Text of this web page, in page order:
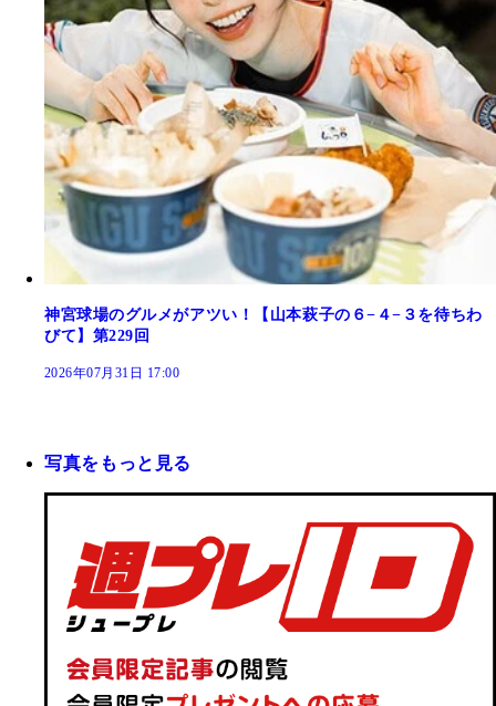
神宮球場のグルメがアツい！【山本萩子の６−４−３を待ちわ
びて】第229回
2026年07月31日 17:00
写真をもっと見る